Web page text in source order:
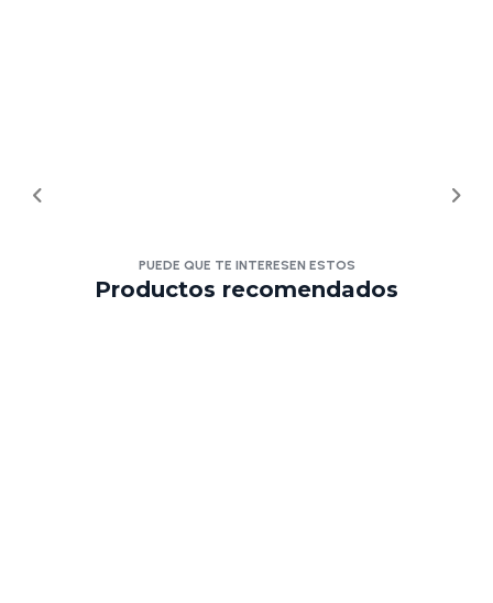
PUEDE QUE TE INTERESEN ESTOS
Productos recomendados